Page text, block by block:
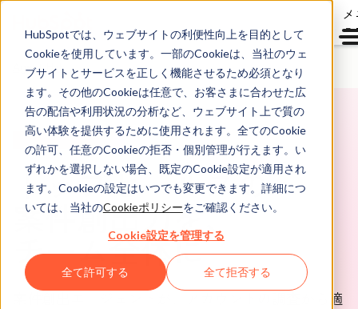
HubSpotでは、ウェブサイトの利便性向上を目的として
Cookieを使用しています。一部のCookieは、当社のウェ
ブサイトとサービスを正しく機能させるため必須となり
ます。その他のCookieは任意で、お客さまに合わせた広
告の配信や利用状況の分析など、ウェブサイト上で質の
高い体験を提供するために使用されます。全てのCookie
の許可、任意のCookieの拒否・個別管理が行えます。い
ずれかを選択しない場合、既定のCookie設定が適用され
ます。Cookieの設定はいつでも変更できます。詳細につ
いては、当社のCookieポリシーをご確認ください。
Cookie設定を管理する
全て許可する 全て拒否する
Agent Hub
案件創出エージェント
トップセールスの
案件創出力を、
チーム全体に
案件創出エージェントが、アカウントの調査から適